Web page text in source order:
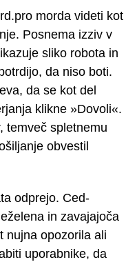
morda videti kot
Posnema izziv v
sliko robota in
da niso boti.
da se kot del
klikne »Dovoli«.
temveč spletnemu
obvestil
odprejo. Ced-
in zavajajoča
nujna opozorila ali
uporabnike, da